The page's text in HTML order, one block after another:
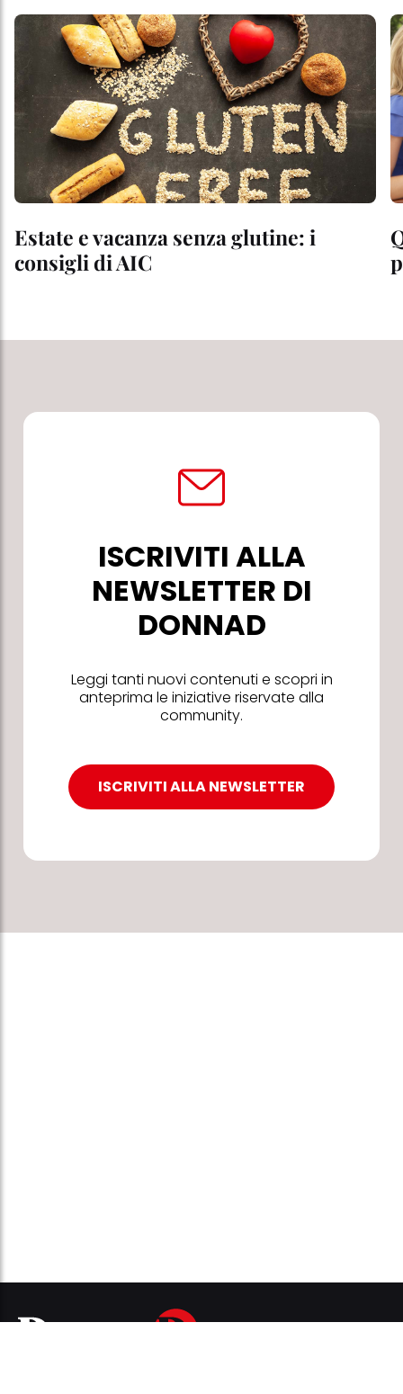
Estate e vacanza senza glutine: i
consigli di AIC
ISCRIVITI ALLA
NEWSLETTER DI
DONNAD
Leggi tanti nuovi contenuti e scopri in
anteprima le iniziative riservate alla
community.
ISCRIVITI ALLA NEWSLETTER